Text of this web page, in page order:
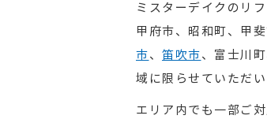
ミスターデイクのリ
甲府市、昭和町、甲斐
市、 笛吹市、富士川
域に限らせていただい
エリア内でも一部ご